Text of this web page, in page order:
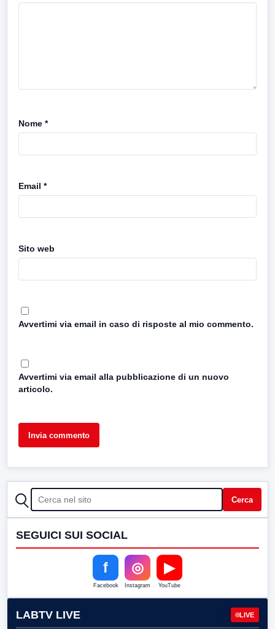
Nome *
Email *
Sito web
Avvertimi via email in caso di risposte al mio commento.
Avvertimi via email alla pubblicazione di un nuovo
articolo.
CERCA Cerca
SEGUICI SUI SOCIAL
f
Facebook
◎
Instagram
▶
YouTube
LABTV LIVE LIVE